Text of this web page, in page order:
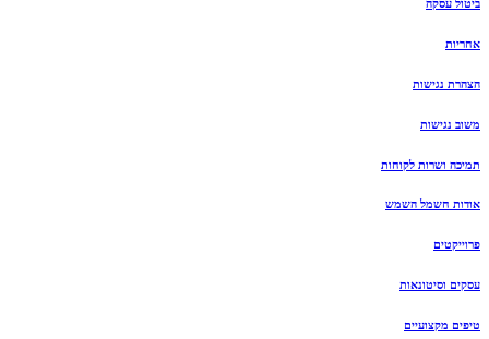
ביטול עסקה
אחריות
הצהרת נגישות
משוב נגישות
תמיכה ושרות לקוחות
אודות חשמל השמש
פרוייקטים
עסקים וסיטונאות
טיפים מקצועיים